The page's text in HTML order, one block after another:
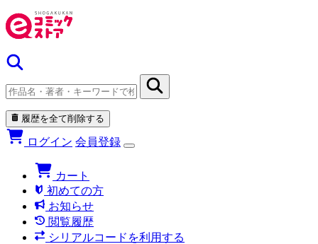
履歴を全て削除する
ログイン 会員登録
カート
初めての方
お知らせ
閲覧履歴
シリアルコードを利用する